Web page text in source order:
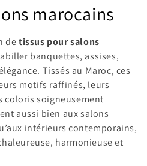
marocains
detissus pour salons
banquettes, assises,
Tissés au Maroc, ces
motifs raffinés, leurs
coloris soigneusement
aussi bien aux salons
intérieurs contemporains,
harmonieuse et